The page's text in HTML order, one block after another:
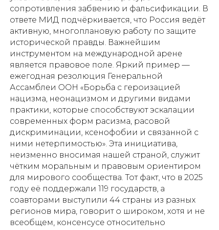
сопротивления забвению и фальсификации. В
ответе МИД подчёркивается, что Россия ведёт
активную, многоплановую работу по защите
исторической правды. Важнейшим
инструментом на международной арене
является правовое поле. Яркий пример —
ежегодная резолюция Генеральной
Ассамблеи ООН «Борьба с героизацией
нацизма, неонацизмом и другими видами
практики, которые способствуют эскалации
современных форм расизма, расовой
дискриминации, ксенофобии и связанной с
ними нетерпимостью». Эта инициатива,
неизменно вносимая нашей страной, служит
чётким моральным и правовым ориентиром
для мирового сообщества. Тот факт, что в 2025
году её поддержали 119 государств, а
соавторами выступили 44 страны из разных
регионов мира, говорит о широком, хотя и не
всеобщем, консенсусе относительно